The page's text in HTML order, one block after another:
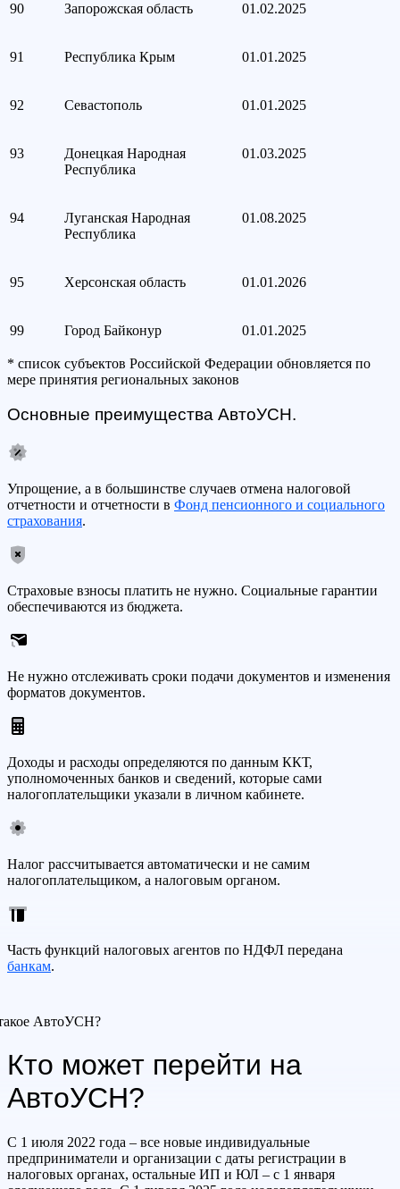
90 Запорожская область 01.02.2025
91 Республика Крым 01.01.2025
92 Севастополь 01.01.2025
93
Донецкая Народная
Республика
01.03.2025
94
Луганская Народная
Республика
01.08.2025
95 Херсонская область 01.01.2026
99 Город Байконур 01.01.2025
* список субъектов Российской Федерации обновляется по
мере принятия региональных законов
Основные преимущества АвтоУСН.
Упрощение, а в большинстве случаев отмена налоговой
отчетности и отчетности в Фонд пенсионного и социального
страхования.
Страховые взносы платить не нужно. Социальные гарантии
обеспечиваются из бюджета.
Не нужно отслеживать сроки подачи документов и изменения
форматов документов.
Доходы и расходы определяются по данным ККТ,
уполномоченных банков и сведений, которые сами
налогоплательщики указали в личном кабинете.
Налог рассчитывается автоматически и не самим
налогоплательщиком, а налоговым органом.
Часть функций налоговых агентов по НДФЛ передана
банкам.
АвтоУСН?
Кто может перейти на
АвтоУСН?
С 1 июля 2022 года – все новые индивидуальные
предприниматели и организации с даты регистрации в
налоговых органах, остальные ИП и ЮЛ – с 1 января